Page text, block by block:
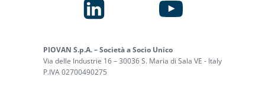
PIOVAN S.p.A. – Società a Socio Unico
Via delle Industrie 16 – 30036 S. Maria di Sala VE - Italy
P.IVA 02700490275